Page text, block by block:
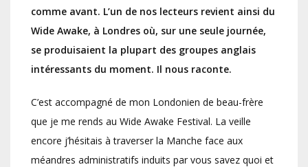
comme avant. L’un de nos lecteurs revient ainsi du
Wide Awake, à Londres où, sur une seule journée,
se produisaient la plupart des groupes anglais
intéressants du moment. Il nous raconte.
C’est accompagné de mon Londonien de beau-frère
que je me rends au Wide Awake Festival. La veille
encore j’hésitais à traverser la Manche face aux
méandres administratifs induits par vous savez quoi et